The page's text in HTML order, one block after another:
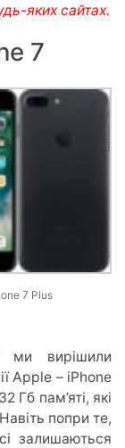
яких сайтах.
7
7 Plus
ми вирішили
Apple – iPhone
Гб пам’яті, які
попри те,
залишаються